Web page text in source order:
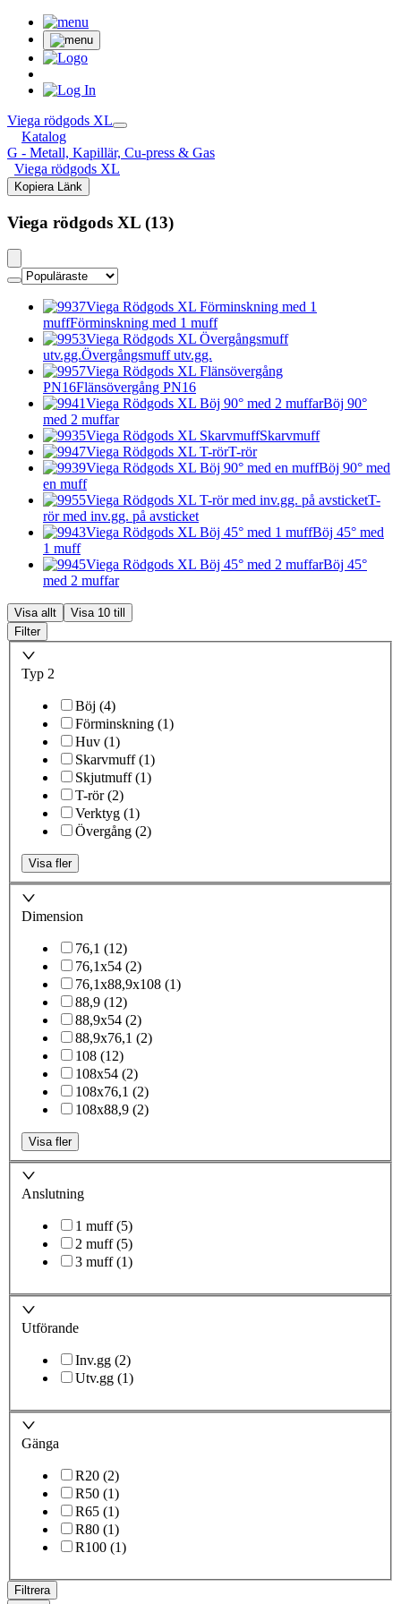
Viega rödgods XL
Katalog
G - Metall, Kapillär, Cu-press & Gas
Viega rödgods XL
Kopiera Länk
Viega rödgods XL (13)
Viega Rödgods XL Förminskning med 1
muffFörminskning med 1 muff
Viega Rödgods XL Övergångsmuff
utv.gg.Övergångsmuff utv.gg.
Viega Rödgods XL Flänsövergång
PN16Flänsövergång PN16
Viega Rödgods XL Böj 90° med 2 muffarBöj 90°
med 2 muffar
Viega Rödgods XL SkarvmuffSkarvmuff
Viega Rödgods XL T-rörT-rör
Viega Rödgods XL Böj 90° med en muffBöj 90° med
en muff
Viega Rödgods XL T-rör med inv.gg. på avsticketT-
rör med inv.gg. på avsticket
Viega Rödgods XL Böj 45° med 1 muffBöj 45° med
1 muff
Viega Rödgods XL Böj 45° med 2 muffarBöj 45°
med 2 muffar
Visa allt
Visa 10 till
Filter
Typ 2
Böj (4)
Förminskning (1)
Huv (1)
Skarvmuff (1)
Skjutmuff (1)
T-rör (2)
Verktyg (1)
Övergång (2)
Visa fler
Dimension
76,1 (12)
76,1x54 (2)
76,1x88,9x108 (1)
88,9 (12)
88,9x54 (2)
88,9x76,1 (2)
108 (12)
108x54 (2)
108x76,1 (2)
108x88,9 (2)
Visa fler
Anslutning
1 muff (5)
2 muff (5)
3 muff (1)
Utförande
Inv.gg (2)
Utv.gg (1)
Gänga
R20 (2)
R50 (1)
R65 (1)
R80 (1)
R100 (1)
Filtrera